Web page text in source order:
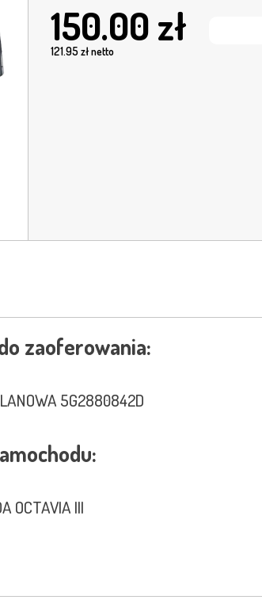
150.00 zł
121.95zł netto
zaoferowania:
5G2880842D
OCTAVIA III